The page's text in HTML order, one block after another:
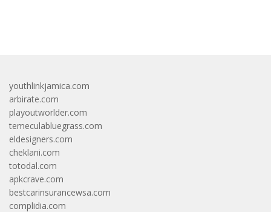
youthlinkjamica.com
arbirate.com
playoutworlder.com
temeculabluegrass.com
eldesigners.com
cheklani.com
totodal.com
apkcrave.com
bestcarinsurancewsa.com
complidia.com